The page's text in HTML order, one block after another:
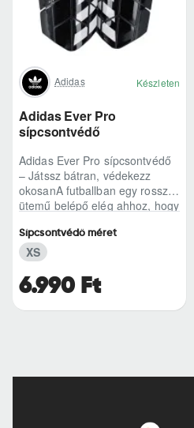
Adidas Készleten
Adidas Ever Pro
sípcsontvédő
Adidas Ever Pro sípcsontvédő
– Játssz bátran, védekezz
okosanA futballban egy rossz
ütemű belépő elég ahhoz, hogy
Adidas..
6.990 Ft
Sípcsontvédő méret
XS